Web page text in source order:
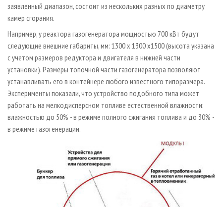
заявленный диапазон, состоит из нескольких разных по диаметру
камер сгорания.
Например, у реактора газогенератора мощностью 700 кВт будут
следующие внешние габариты, мм: 1300 х 1300 х1500 (высота указана
с учетом размеров редуктора и двигателя в нижней части
установки). Размеры топочной части газогенератора позволяют
устанавливать его в контейнере любого известного типоразмера.
Эксперименты показали, что устройство подобного типа может
работать на мелкодисперсном топливе естественной влажности:
влажностью до 50% - в режиме полного сжигания топлива и до 30% -
в режиме газогенерации.